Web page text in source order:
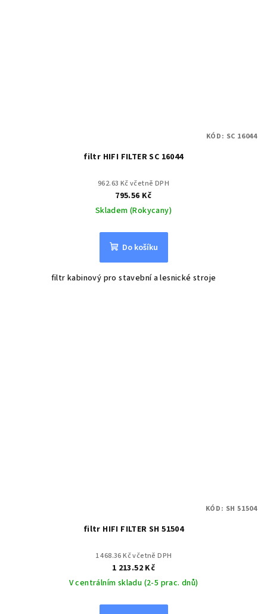
filtr HIFI FILTER SC 16044
962.63 Kč včetně DPH
795.56 Kč
Skladem (Rokycany)
Do košíku
filtr kabinový pro stavební a lesnické stroje
KÓD: SC 16044
filtr HIFI FILTER SH 51504
1 468.36 Kč včetně DPH
1 213.52 Kč
V centrálním skladu (2-5 prac. dnů)
KÓD: SH 51504